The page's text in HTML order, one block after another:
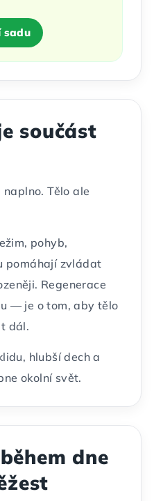
sadu
součást
Tělo ale
pohyb,
pomáhají zvládat
Regenerace
— je o tom, aby tělo
dál.
hlubší dech a
okolní svět.
dne